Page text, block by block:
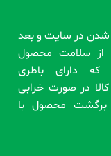
شدن در سایت و بعد
از سلامت محصول
دارای باطری
کالا در صورت خرابی
برگشت محصول با